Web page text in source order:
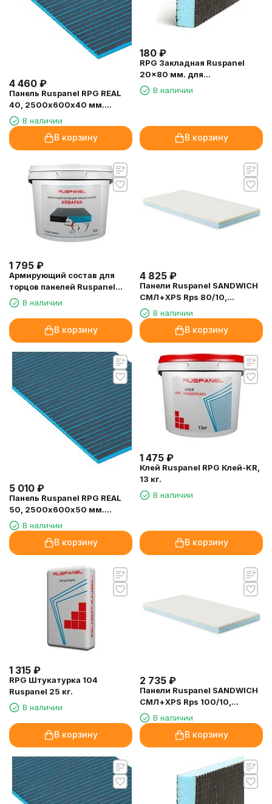
4 460 ₽
Панель Ruspanel RPG REAL
40, 2500х600х40 мм.
двухсторонняя, поперечный
пропил
В наличии
В корзину
180 ₽
RPG Закладная Ruspanel
20x80 мм. для
"Кремлевского блока"
В наличии
В корзину
1 795 ₽
Армирующий состав для
торцов панелей Ruspanel
RPG Armapan, 5 кг.
В наличии
В корзину
4 825 ₽
Панели Ruspanel SANDWICH
СМЛ+XPS Rps 80/10,
2400х600х90 мм.
В наличии
В корзину
5 010 ₽
Панель Ruspanel RPG REAL
50, 2500х600х50 мм.
двухсторонняя, поперечный
пропил
В наличии
В корзину
1 475 ₽
Клей Ruspanel RPG Клей-KR,
13 кг.
В наличии
В корзину
1 315 ₽
RPG Штукатурка 104
Ruspanel 25 кг.
В наличии
В корзину
2 735 ₽
Панели Ruspanel SANDWICH
СМЛ+XPS Rps 100/10,
1200х600х110 мм.
В наличии
В корзину